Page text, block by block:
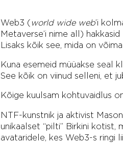
Web3 ( world wide web’i
Metaverse’i nime all)
Lisaks kõik see, mida on
Kuna esemeid müüakse seal
See kõik on viinud selleni, et
Kõige kuulsam kohtuvaidlus
NTF-kunstnik ja aktivist
unikaalset “pilti” Birkini kotist,
avataridele, kes Web3-s ringi